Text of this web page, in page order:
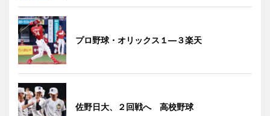
プロ野球・オリックス１―３楽天
佐野日大、２回戦へ 高校野球